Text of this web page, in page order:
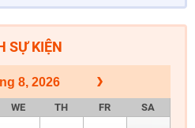
SỰ KIỆN
8, 2026
WE TH FR SA